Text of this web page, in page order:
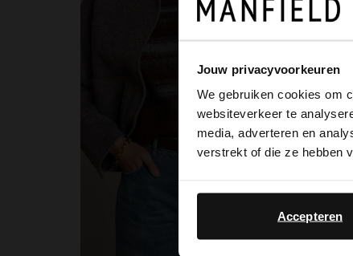
Jouw privacyvoorkeuren
We gebruiken cookies om
websiteverkeer te
media, adverteren en
verstrekt of die ze hebben
Accepteren